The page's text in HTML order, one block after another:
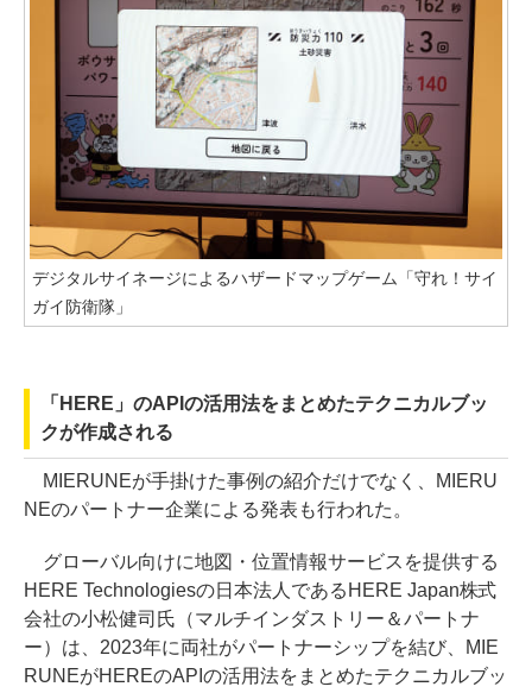
デジタルサイネージによるハザードマップゲーム「守れ！サイ
ガイ防衛隊」
「HERE」のAPIの活用法をまとめたテクニカルブッ
クが作成される
MIERUNEが手掛けた事例の紹介だけでなく、MIERU
NEのパートナー企業による発表も行われた。
グローバル向けに地図・位置情報サービスを提供する
HERE Technologiesの日本法人であるHERE Japan株式
会社の小松健司氏（マルチインダストリー＆パートナ
ー）は、2023年に両社がパートナーシップを結び、MIE
RUNEがHEREのAPIの活用法をまとめたテクニカルブッ